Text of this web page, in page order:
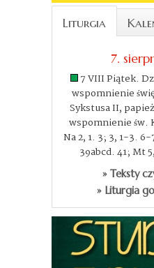
Liturgia
7.
7 VIII Piątek.
wspomnienie
Sykstusa II,
wspomnienie św.
Na 2, 1. 3; 3, 1-3.
39abcd. 41; Mt
» Teksty
» Liturgia